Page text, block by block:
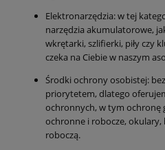
Elektronarzędzia: w tej
narzędzia akumulatorowe,
wkrętarki, szlifierki, piły czy
czeka na Ciebie w naszym
Środki ochrony osobistej:
priorytetem, dlatego
ochronnych, w tym ochronę
ochronne i robocze,
roboczą.